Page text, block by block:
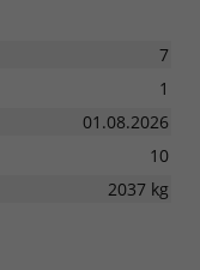
7
1
01.08.2026
10
2037 kg